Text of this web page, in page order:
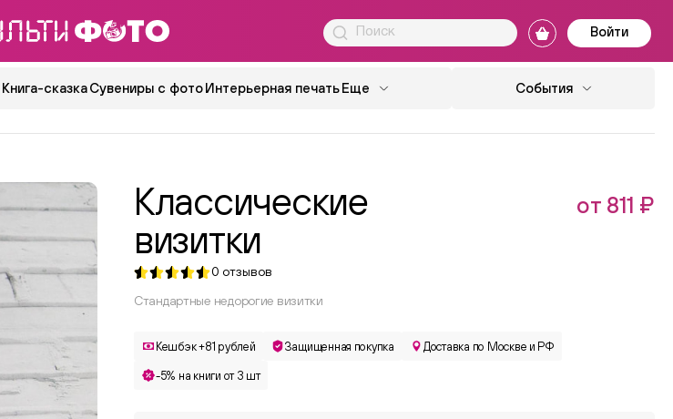
Войти
Книга-сказка Сувениры с фото Интерьерная печать Еще События
Классические
визитки
от 811 ₽
0 отзывов
Стандартные недорогие визитки
Кешбэк +81 рублей Защищенная покупка Доставка по Москве и РФ
-5% на книги от 3 шт